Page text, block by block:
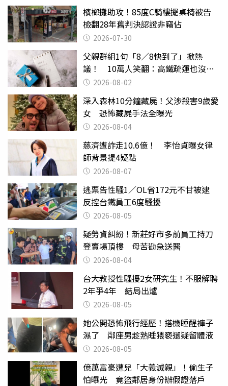
檳榔攤助攻！85度C騎樓擺桌椅被告
檢翻28年舊判決認證非竊佔
2026-07-30
父親群組1句「8／8快到了」掀熱
議！ 10萬人笑翻：高鐵疏運也沒列
父親節
2026-08-02
深入森林10分鐘藏屍！父涉殺害9歲愛
女 恐怖藏屍手法全曝光
2026-08-04
慈濟遭詐走10.6億！ 李怡貞曝女律
師背景提4疑點
2026-08-07
逃票告性騷1／OL省172元不甘被逮
反控台鐵員工6度騷擾
2026-08-05
疑勞資糾紛！新莊好市多前員工持刀
登賣場頂樓 母苦勸急送醫
2026-08-04
台大教授性騷擾2女研究生！不服解聘
2年爭4年 結局出爐
2026-08-05
她公開恐怖飛行經歷！搭機睡醒褲子
濕了 鄰座男趁熟睡猥褻還疑留體液
2026-08-05
億萬富豪遭兒「大義滅親」！偷生子
怕曝光 竟盜鄰居身份辦假證落戶